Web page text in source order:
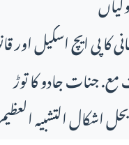
کا پی ایچ اسکیل اور
مع. جنات جادو کا توڑ
اشکال التشبیہ